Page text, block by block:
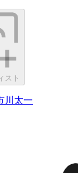
スト
川太一